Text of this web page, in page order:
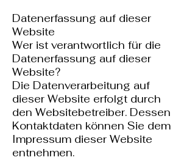
Datenerfassung auf dieser
Website
Wer ist verantwortlich für die
Datenerfassung auf dieser
Website?
Die Datenverarbeitung auf
dieser Website erfolgt durch
den Websitebetreiber. Dessen
Kontaktdaten können Sie dem
Impressum dieser Website
entnehmen.